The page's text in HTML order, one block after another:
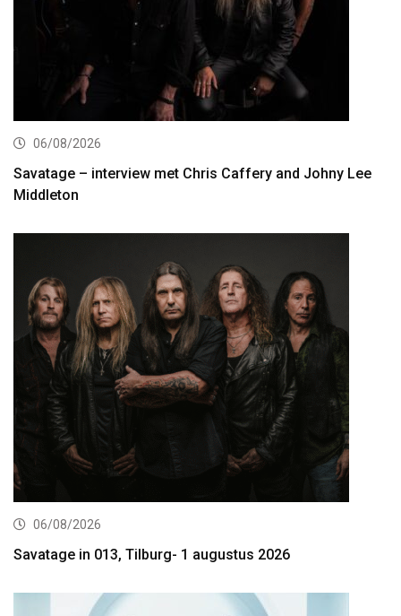
06/08/2026
Savatage – interview met Chris Caffery and Johny Lee
Middleton
06/08/2026
Savatage in 013, Tilburg- 1 augustus 2026